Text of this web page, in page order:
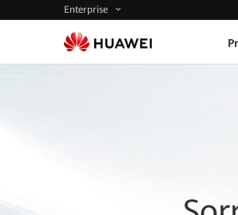
Enterprise